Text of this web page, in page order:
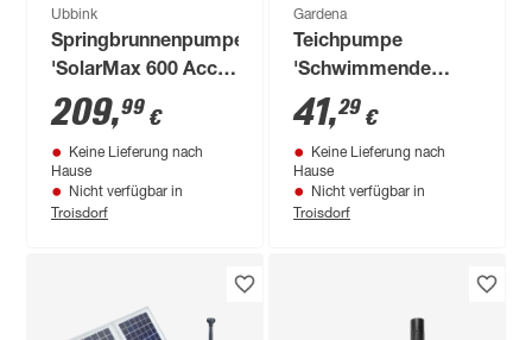
Ubbink
Springbrunnenpumpe
'SolarMax 600 Accu'
25,5 x 2,5 x 40 cm
209,99 €
Keine Lieferung nach
Hause
Nicht verfügbar in
Troisdorf
Gardena
Teichpumpe
'Schwimmende
Absaugung'
41,29 €
Keine Lieferung nach
Hause
Nicht verfügbar in
Troisdorf